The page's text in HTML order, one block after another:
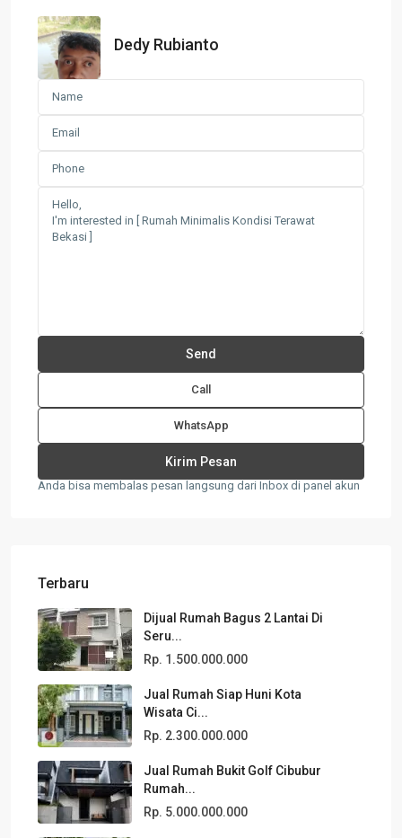
Dedy Rubianto
Call
WhatsApp
Anda bisa membalas pesan langsung dari Inbox di panel akun
Terbaru
Dijual Rumah Bagus 2 Lantai Di
Seru...
Rp. 1.500.000.000
Jual Rumah Siap Huni Kota
Wisata Ci...
Rp. 2.300.000.000
Jual Rumah Bukit Golf Cibubur
Rumah...
Rp. 5.000.000.000